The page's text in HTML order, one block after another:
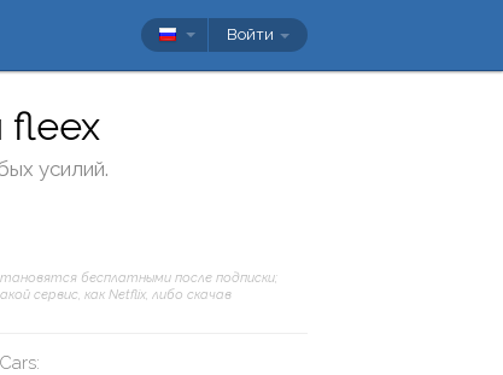
Войти
fleex
усилий.
бесплатными после подписки;
сервис, как Netflix, либо скачав
Cars: